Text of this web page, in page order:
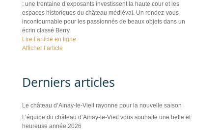
: une trentaine d’exposants investissent la haute cour et les
espaces historiques du château médiéval. Un rendez-vous
incontournable pour les passionnés de beaux objets dans un
écrin classé Berry.
Lire l’article en ligne
Afficher l’article
Derniers articles
Le château d’Ainay-le-Vieil rayonne pour la nouvelle saison
L’équipe du château d’Ainay-le-Vieil vous souhaite une belle et
heureuse année 2026